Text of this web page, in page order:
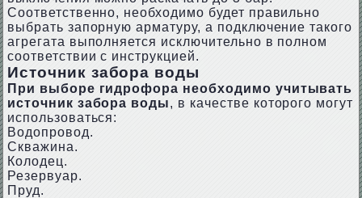
Соответственно, необходимо будет правильно
выбрать запорную арматуру, а подключение такого
агрегата выполняется исключительно в полном
соответствии с инструкцией.
Источник забора воды
При выборе гидрофора необходимо учитывать
источник забора воды, в качестве которого могут
использоваться:
Водопровод.
Скважина.
Колодец.
Резервуар.
Пруд.